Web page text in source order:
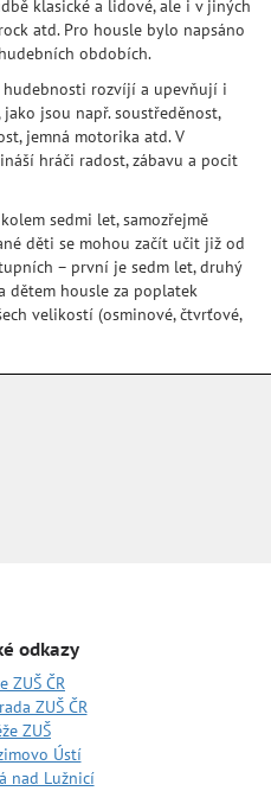
klasické a lidové, ale i v jiných
atd. Pro housle bylo napsáno
obdobích.
hudebnosti rozvíjí a upevňují i
jsou např. soustředěnost,
jemná motorika atd. V
hráči radost, zábavu a pocit
sedmi let, samozřejmě
děti se mohou začít učit již od
– první je sedm let, druhý
dětem housle za poplatek
velikostí (osminové, čtvrťové,
odkazy
ZUŠ ČR
ZUŠ ČR
ZUŠ
Ústí
nad Lužnicí